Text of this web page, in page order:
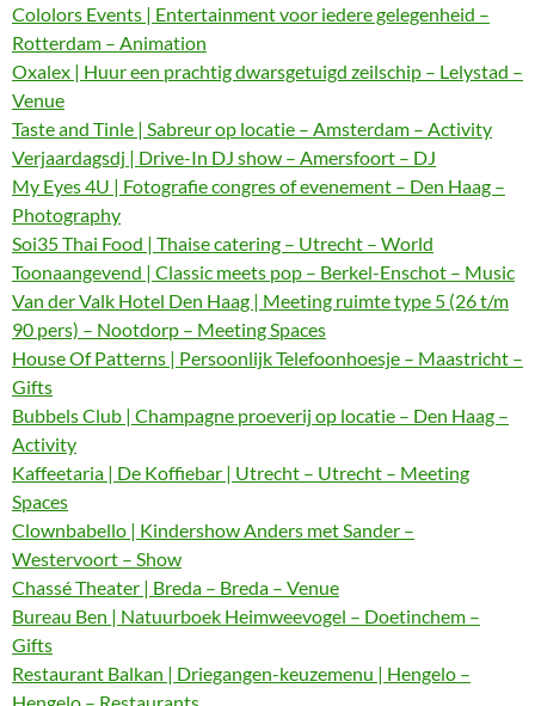
Cololors Events | Entertainment voor iedere gelegenheid –
Rotterdam – Animation
Oxalex | Huur een prachtig dwarsgetuigd zeilschip – Lelystad –
Venue
Taste and Tinle | Sabreur op locatie – Amsterdam – Activity
Verjaardagsdj | Drive-In DJ show – Amersfoort – DJ
My Eyes 4U | Fotografie congres of evenement – Den Haag –
Photography
Soi35 Thai Food | Thaise catering – Utrecht – World
Toonaangevend | Classic meets pop – Berkel-Enschot – Music
Van der Valk Hotel Den Haag | Meeting ruimte type 5 (26 t/m
90 pers) – Nootdorp – Meeting Spaces
House Of Patterns | Persoonlijk Telefoonhoesje – Maastricht –
Gifts
Bubbels Club | Champagne proeverij op locatie – Den Haag –
Activity
Kaffeetaria | De Koffiebar | Utrecht – Utrecht – Meeting
Spaces
Clownbabello | Kindershow Anders met Sander –
Westervoort – Show
Chassé Theater | Breda – Breda – Venue
Bureau Ben | Natuurboek Heimweevogel – Doetinchem –
Gifts
Restaurant Balkan | Driegangen-keuzemenu | Hengelo –